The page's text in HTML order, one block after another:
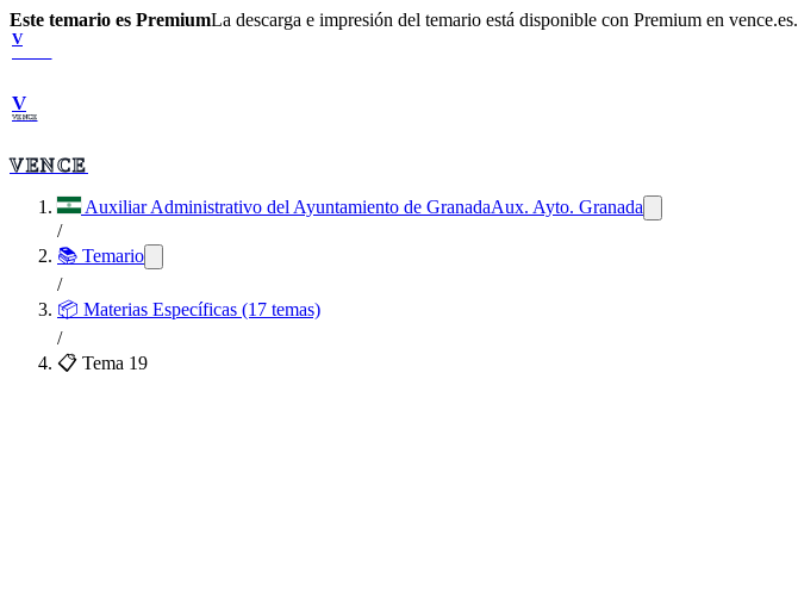
Este temario es PremiumLa descarga e impresión del temario está disponible con Premium en vence.es.
V
V
VENCE
VENCE
Auxiliar Administrativo del Ayuntamiento de GranadaAux. Ayto. Granada
/
📚 Temario
/
📦 Materias Específicas (17 temas)
/
📋 Tema 19